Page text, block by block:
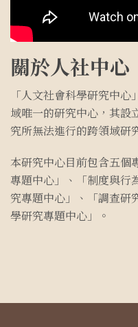
關於人社中心
「人文社會科學研究中
域唯一的研究中心，其設
究所無法進行的跨領域研
本研究中心目前包含五個
專題中心」、「制度與行
究專題中心」、「調查研
學研究專題中心」。